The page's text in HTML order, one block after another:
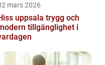
mars 2026
uppsala trygg och
tillgänglighet i